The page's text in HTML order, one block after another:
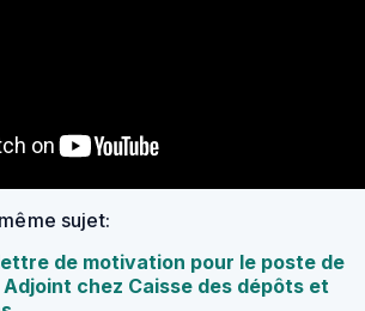
sujet:
de motivation pour le poste de
Adjoint chez Caisse des dépôts et